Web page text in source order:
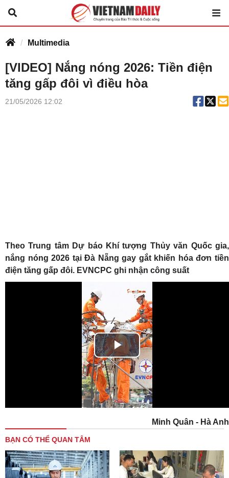
Multimedia
[VIDEO] Nắng nóng 2026: Tiền điện
tăng gấp đôi vì điều hòa
21/05/2026 12:02
Theo Trung tâm Dự báo Khí tượng Thủy văn Quốc gia,
nắng nóng 2026 tại Đà Nẵng gay gắt khiến hóa đơn tiền
điện tăng gấp đôi. EVNCPC ghi nhận công suất
Play
Video
Minh Quân - Hà Anh
BẠN CÓ THỂ QUAN TÂM